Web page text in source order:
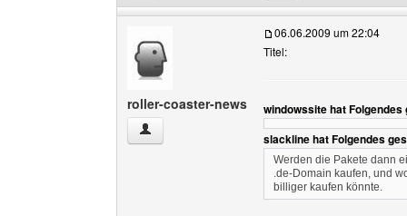
roller-coaster-news
roller-coaster-news Benutzer-Profile anzeigen
06.06.2009 um 22:04
Titel:
windowssite hat
slackline hat Folgendes
Werden die Pakete dann
.de-Domain kaufen, und
billiger kaufen könnte.